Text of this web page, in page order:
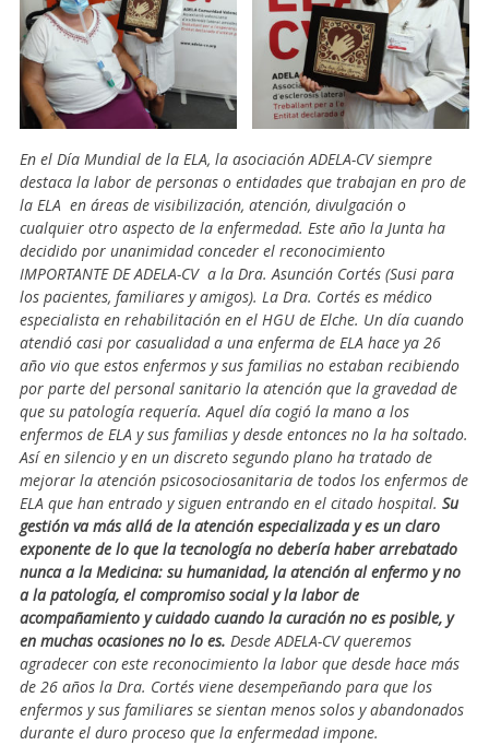
En el Día Mundial de la ELA, la asociación ADELA-CV siempre
destaca la labor de personas o entidades que trabajan en pro de
la ELA en áreas de visibilización, atención, divulgación o
cualquier otro aspecto de la enfermedad. Este año la Junta ha
decidido por unanimidad conceder el reconocimiento
IMPORTANTE DE ADELA-CV a la Dra. Asunción Cortés (Susi para
los pacientes, familiares y amigos). La Dra. Cortés es médico
especialista en rehabilitación en el HGU de Elche. Un día cuando
atendió casi por casualidad a una enferma de ELA hace ya 26
año vio que estos enfermos y sus familias no estaban recibiendo
por parte del personal sanitario la atención que la gravedad de
que su patología requería. Aquel día cogió la mano a los
enfermos de ELA y sus familias y desde entonces no la ha soltado.
Así en silencio y en un discreto segundo plano ha tratado de
mejorar la atención psicosociosanitaria de todos los enfermos de
ELA que han entrado y siguen entrando en el citado hospital. Su
gestión va más allá de la atención especializada y es un claro
exponente de lo que la tecnología no debería haber arrebatado
nunca a la Medicina: su humanidad, la atención al enfermo y no
a la patología, el compromiso social y la labor de
acompañamiento y cuidado cuando la curación no es posible, y
en muchas ocasiones no lo es. Desde ADELA-CV queremos
agradecer con este reconocimiento la labor que desde hace más
de 26 años la Dra. Cortés viene desempeñando para que los
enfermos y sus familiares se sientan menos solos y abandonados
durante el duro proceso que la enfermedad impone.